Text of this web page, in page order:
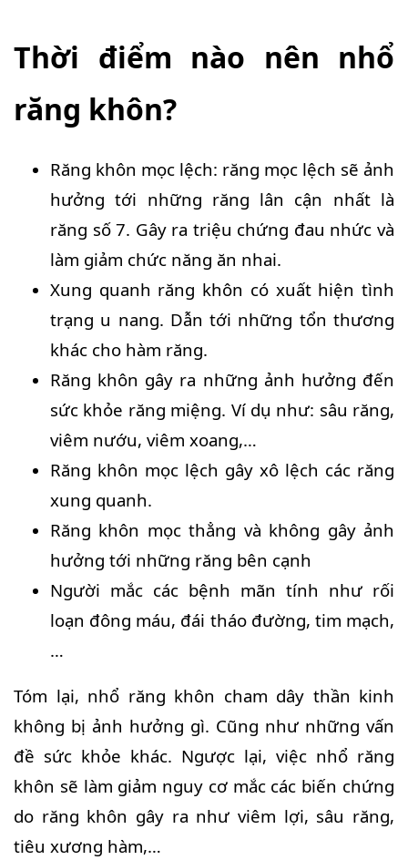
Thời điểm nào nên nhổ
răng khôn?
Răng khôn mọc lệch: răng mọc lệch sẽ ảnh
hưởng tới những răng lân cận nhất là
răng số 7. Gây ra triệu chứng đau nhức và
làm giảm chức năng ăn nhai.
Xung quanh răng khôn có xuất hiện tình
trạng u nang. Dẫn tới những tổn thương
khác cho hàm răng.
Răng khôn gây ra những ảnh hưởng đến
sức khỏe răng miệng. Ví dụ như: sâu răng,
viêm nướu, viêm xoang,…
Răng khôn mọc lệch gây xô lệch các răng
xung quanh.
Răng khôn mọc thẳng và không gây ảnh
hưởng tới những răng bên cạnh
Người mắc các bệnh mãn tính như rối
loạn đông máu, đái tháo đường, tim mạch,
…
Tóm lại, nhổ răng khôn cham dây thần kinh
không bị ảnh hưởng gì. Cũng như những vấn
đề sức khỏe khác. Ngược lại, việc nhổ răng
khôn sẽ làm giảm nguy cơ mắc các biến chứng
do răng khôn gây ra như viêm lợi, sâu răng,
tiêu xương hàm,…